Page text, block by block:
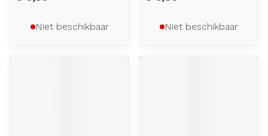
Niet beschikbaar Niet beschikbaar